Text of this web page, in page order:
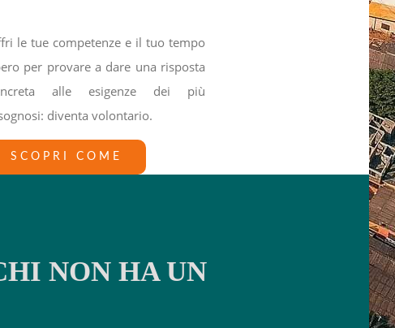
le tue competenze e il tuo tempo
per provare a dare una risposta
alle esigenze dei più
diventa volontario.
SCOPRI COME
NON HA UN